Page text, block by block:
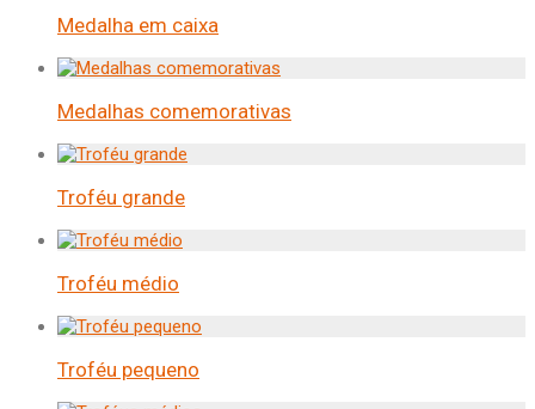
Medalha em caixa
Medalhas comemorativas
Troféu grande
Troféu médio
Troféu pequeno